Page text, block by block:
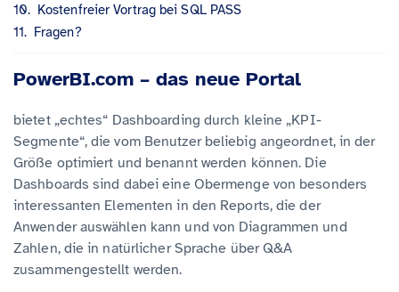
Kostenfreier Vortrag bei SQL PASS
Fragen?
PowerBI.com – das neue Portal
bietet „echtes“ Dashboarding durch kleine „KPI-
Segmente“, die vom Benutzer beliebig angeordnet, in der
Größe optimiert und benannt werden können. Die
Dashboards sind dabei eine Obermenge von besonders
interessanten Elementen in den Reports, die der
Anwender auswählen kann und von Diagrammen und
Zahlen, die in natürlicher Sprache über Q&A
zusammengestellt werden.